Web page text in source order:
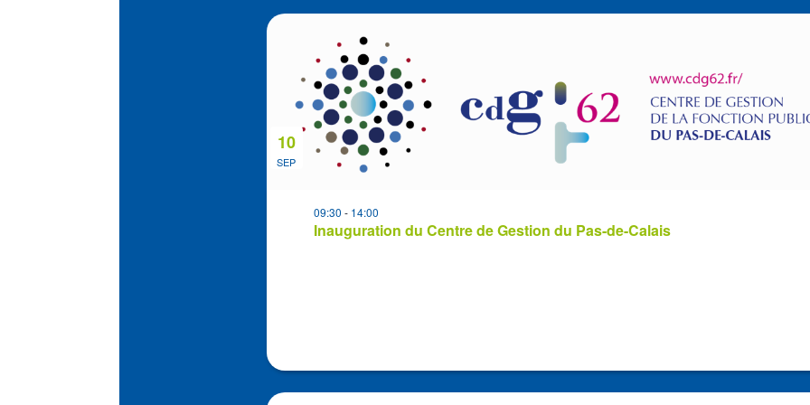
List
events
Photo
View
SEP
10
Inauguration du Centre de Gestion du Pas-de-Calais
09:30 - 14:00